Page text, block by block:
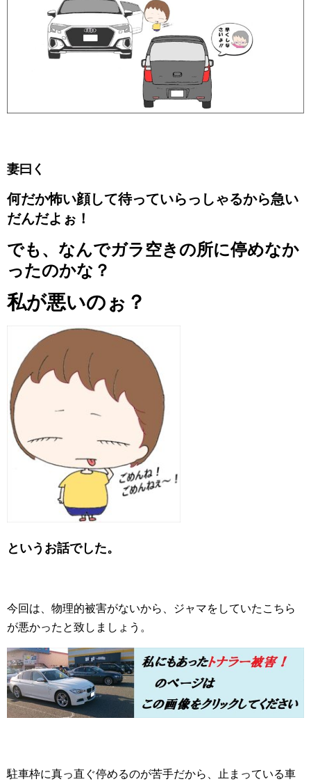
妻曰く
何だか怖い顔して待っていらっしゃるから急い
だんだよぉ！
でも、なんでガラ空きの所に停めなか
ったのかな？
私が悪いのぉ？
というお話でした。
今回は、物理的被害がないから、ジャマをしていたこちら
が悪かったと致しましょう。
駐車枠に真っ直ぐ停めるのが苦手だから、止まっている車